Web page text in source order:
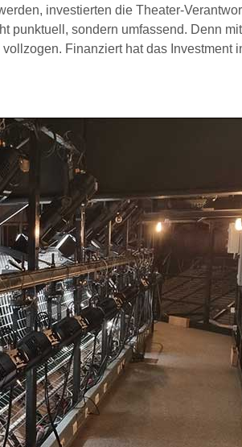
investierten die Theater-
punktuell, sondern umfassend. Denn
Finanziert hat das Investment